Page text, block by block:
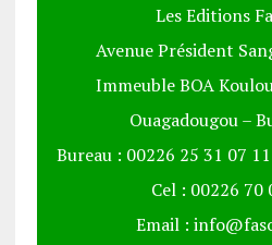
Les Editions
Avenue Président
Immeuble BOA
Ouagadougou –
Bureau : 00226 25 31 07
Cel : 00226 70
Email :